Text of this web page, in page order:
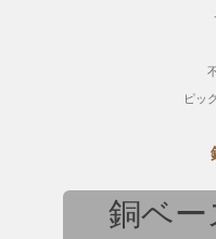
ピッ
銅ベー